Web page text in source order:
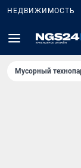
НЕДВИЖИМОСТЬ
Мусорный